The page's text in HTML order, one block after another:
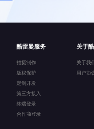
酷雷曼服务
拍摄制作
版权保护
定制开发
第三方接入
终端登录
合作商登录
关于
关于我
用户协